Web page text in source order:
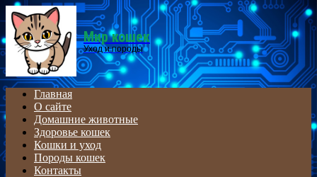
Menu
Мир кошек
Уход и породы
Главная
О сайте
Домашние животные
Здоровье кошек
Кошки и уход
Породы кошек
Контакты